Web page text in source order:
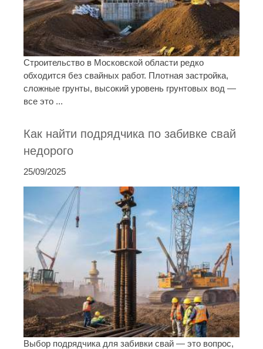
Строительство в Московской области редко
обходится без свайных работ. Плотная застройка,
сложные грунты, высокий уровень грунтовых вод —
все это ...
Как найти подрядчика по забивке свай
недорого
25/09/2025
Выбор подрядчика для забивки свай — это вопрос,